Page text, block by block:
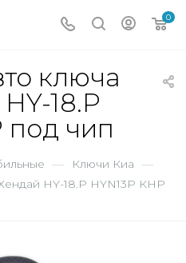
0
ключа
18.P
под чип
— Ключи Киа —
HY-18.P HYN13P КНР